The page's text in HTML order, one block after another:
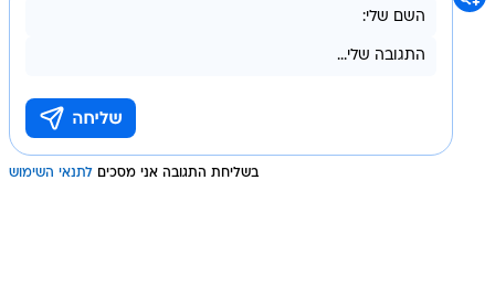
בשליחת התגובה אני מסכים לתנאי השימוש